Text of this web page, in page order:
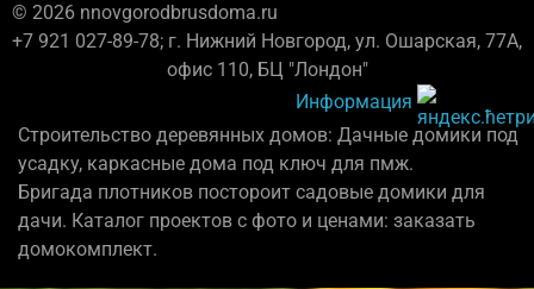
© 2026 nnovgorodbrusdoma.ru
+7 921 027-89-78; г. Нижний Новгород, ул. Ошарская, 77А,
офис 110, БЦ "Лондон"
Информация
Строительство деревянных домов: Дачные домики под
усадку, каркасные дома под ключ для пмж.
Бригада плотников постороит садовые домики для
дачи. Каталог проектов с фото и ценами: заказать
домокомплект.